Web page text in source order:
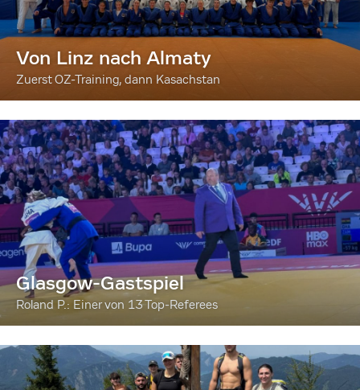
Von Linz nach Almaty
Zuerst OZ-Training, dann Kasachstan
Glasgow-Gastspiel
Roland P.: Einer von 13 Top-Referees